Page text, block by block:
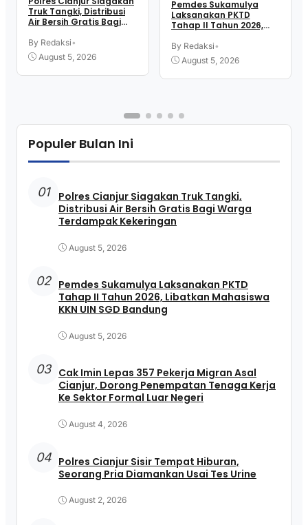
Truk Tangki, Distribusi
Air Bersih Gratis Bagi
Kekeringan
By Redaksi•
August 5, 2026
Pemdes Sukamulya
Laksanakan PKTD
Tahap II Tahun 2026,
KKN UIN SGD Bandung
By Redaksi•
August 5, 2026
Populer Bulan Ini
01
Polres Cianjur Siagakan Truk Tangki,
Distribusi Air Bersih Gratis Bagi Warga
Terdampak Kekeringan
August 5, 2026
02 Pemdes Sukamulya Laksanakan PKTD
Tahap II Tahun 2026, Libatkan Mahasiswa
KKN UIN SGD Bandung
August 5, 2026
03 Cak Imin Lepas 357 Pekerja Migran Asal
Cianjur, Dorong Penempatan Tenaga Kerja
Ke Sektor Formal Luar Negeri
August 4, 2026
04 Polres Cianjur Sisir Tempat Hiburan,
Seorang Pria Diamankan Usai Tes Urine
August 2, 2026